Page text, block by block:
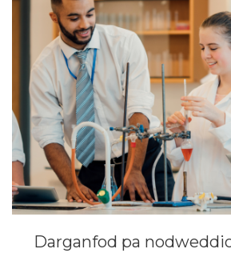
Darganfod pa